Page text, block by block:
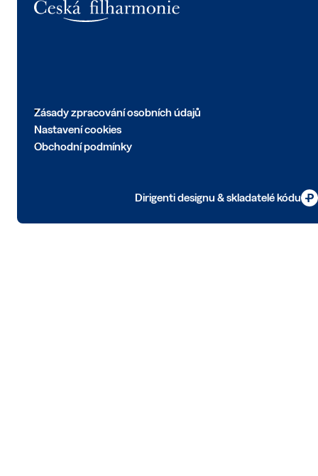
Zásady zpracování osobních údajů
Nastavení cookies
Obchodní podmínky
Dirigenti designu & skladatelé kódu